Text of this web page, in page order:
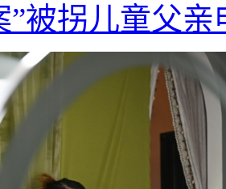
”被拐儿童父